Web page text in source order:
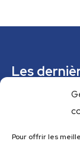
Pour offrir les
Les
Mousse de
Confiture
Parfaits